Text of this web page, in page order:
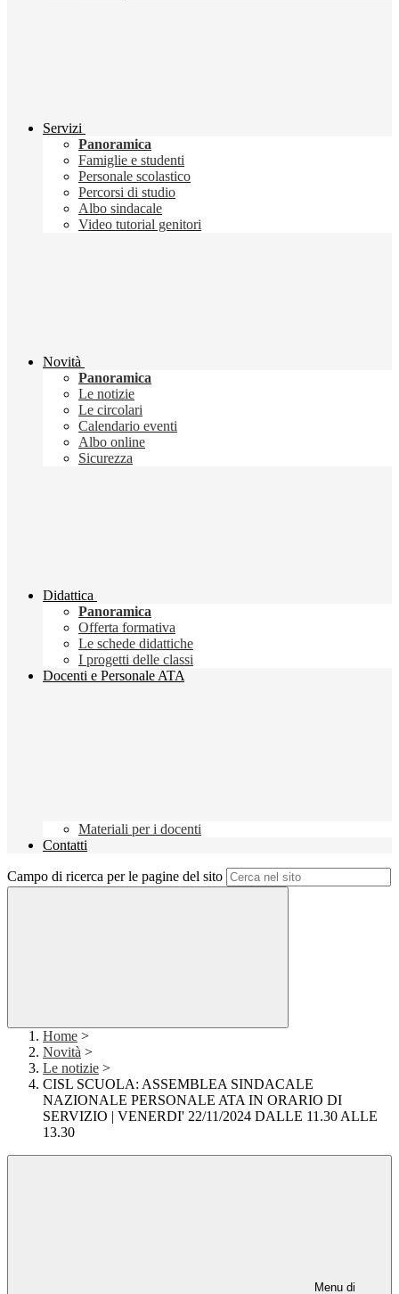
Servizi
Panoramica
Famiglie e studenti
Personale scolastico
Percorsi di studio
Albo sindacale
Video tutorial genitori
Novità
Panoramica
Le notizie
Le circolari
Calendario eventi
Albo online
Sicurezza
Didattica
Panoramica
Offerta formativa
Le schede didattiche
I progetti delle classi
Docenti e Personale ATA
Materiali per i docenti
Contatti
Campo di ricerca per le pagine del sito
Home >
Novità >
Le notizie >
CISL SCUOLA: ASSEMBLEA SINDACALE
NAZIONALE PERSONALE ATA IN ORARIO DI
SERVIZIO | VENERDI' 22/11/2024 DALLE 11.30 ALLE
13.30
Menu di